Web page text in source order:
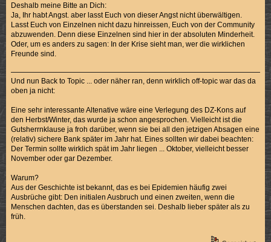
Deshalb meine Bitte an Dich:
Ja, Ihr habt Angst. aber lasst Euch von dieser Angst nicht überwältigen.
Lasst Euch von Einzelnen nicht dazu hinreissen, Euch von der Community
abzuwenden. Denn diese Einzelnen sind hier in der absoluten Minderheit.
Oder, um es anders zu sagen: In der Krise sieht man, wer die wirklichen
Freunde sind.
Und nun Back to Topic ... oder näher ran, denn wirklich off-topic war das da
oben ja nicht:
Eine sehr interessante Altenative wäre eine Verlegung des DZ-Kons auf
den Herbst/Winter, das wurde ja schon angesprochen. Vielleicht ist die
Gutsherrnklause ja froh darüber, wenn sie bei all den jetzigen Absagen eine
(relativ) sichere Bank später im Jahr hat. Eines sollten wir dabei beachten:
Der Termin sollte wirklich spät im Jahr liegen ... Oktober, vielleicht besser
November oder gar Dezember.
Warum?
Aus der Geschichte ist bekannt, das es bei Epidemien häufig zwei
Ausbrüche gibt: Den initialen Ausbruch und einen zweiten, wenn die
Menschen dachten, das es überstanden sei. Deshalb lieber später als zu
früh.